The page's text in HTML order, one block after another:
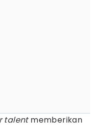
talentmemberikan